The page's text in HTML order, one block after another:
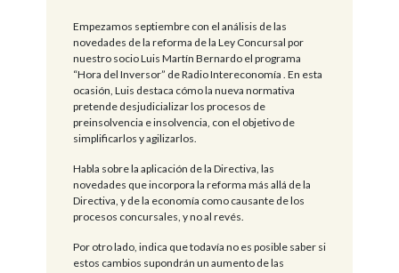
Empezamos septiembre con el análisis de las
novedades de la reforma de la Ley Concursal por
nuestro socio Luis Martín Bernardo el programa
“Hora del Inversor” de Radio Intereconomía . En esta
ocasión, Luis destaca cómo la nueva normativa
pretende desjudicializar los procesos de
preinsolvencia e insolvencia, con el objetivo de
simplificarlos y agilizarlos.
Habla sobre la aplicación de la Directiva, las
novedades que incorpora la reforma más allá de la
Directiva, y de la economía como causante de los
procesos concursales, y no al revés.
Por otro lado, indica que todavía no es posible saber si
estos cambios supondrán un aumento de las